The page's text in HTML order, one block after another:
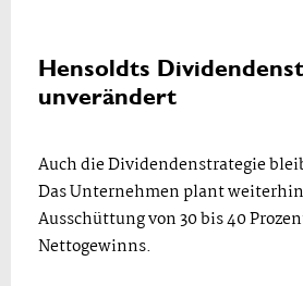
Hensoldts
unverändert
Auch die Dividendenstrategie
Das Unternehmen plant
Ausschüttung von 30 bis 40
Nettogewinns.